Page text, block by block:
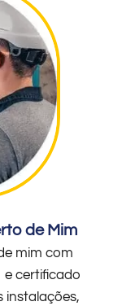
de Mim
mim com
certificado
instalações,